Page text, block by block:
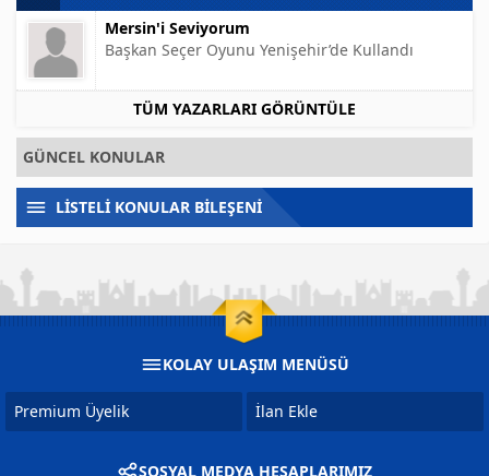
Mersin'i Seviyorum
Başkan Seçer Oyunu Yenişehir’de Kullandı
TÜM YAZARLARI GÖRÜNTÜLE
GÜNCEL KONULAR
LİSTELİ KONULAR BİLEŞENİ
KOLAY ULAŞIM MENÜSÜ
Premium Üyelik İlan Ekle
SOSYAL MEDYA HESAPLARIMIZ